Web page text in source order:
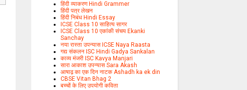
हिंदी व्याकरण Hindi Grammer
हिंदी पत्र लेखन
हिंदी निबंध Hindi Essay
ICSE Class 10 साहित्य सागर
ICSE Class 10 एकांकी संचय Ekanki
Sanchay
नया रास्ता उपन्यास ICSE Naya Raasta
गद्य संकलन ISC Hindi Gadya Sankalan
काव्य मंजरी ISC Kavya Manjari
सारा आकाश उपन्यास Sara Akash
आषाढ़ का एक दिन नाटक Ashadh ka ek din
CBSE Vitan Bhag 2
बच्चों के लिए उपयोगी कविता